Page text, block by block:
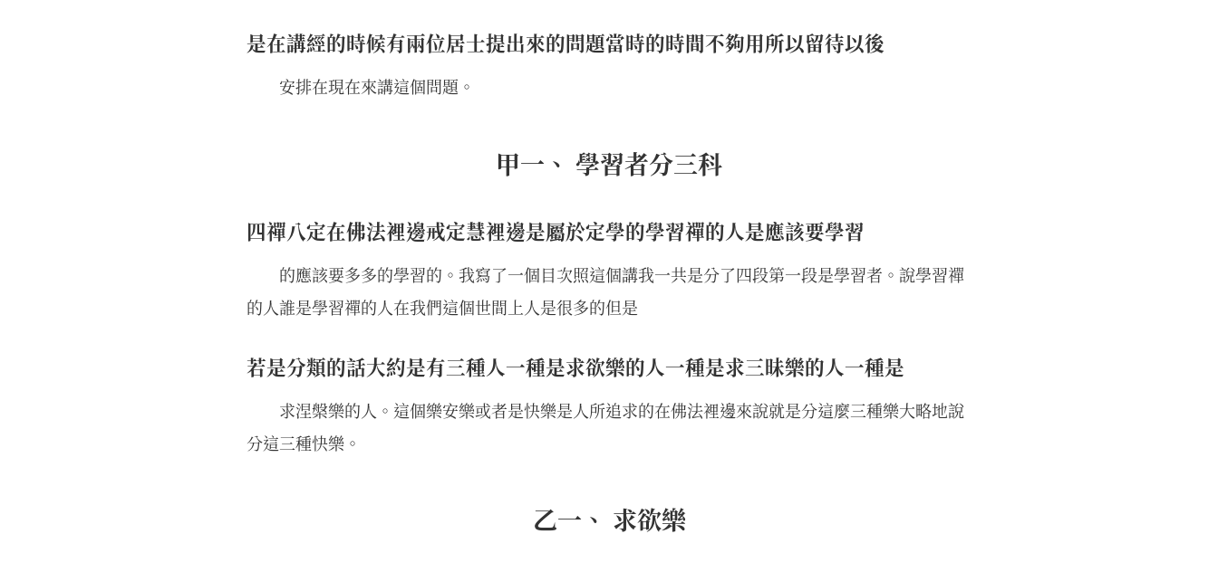
是在講經的時候有兩位居士提出來的問題當時的時間不夠用所以留待以後
安排在現在來講這個問題。
甲一、 學習者分三科
四禪八定在佛法裡邊戒定慧裡邊是屬於定學的學習禪的人是應該要學習
的應該要多多的學習的。我寫了一個目次照這個講我一共是分了四段第一段是學習者。說學習禪
的人誰是學習禪的人在我們這個世間上人是很多的但是
若是分類的話大約是有三種人一種是求欲樂的人一種是求三昧樂的人一種是
求涅槃樂的人。這個樂安樂或者是快樂是人所追求的在佛法裡邊來說就是分這麼三種樂大略地說
分這三種快樂。
乙一、 求欲樂